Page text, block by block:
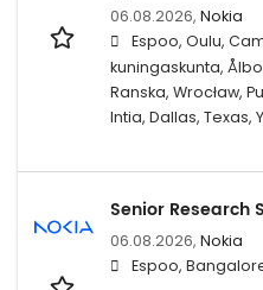
06.08.2026, Nokia
Espoo, Oulu,
kuningaskunta,
Ranska, Wrocław,
Intia, Dallas, Texas,
Senior Research
06.08.2026, Nokia
Espoo,